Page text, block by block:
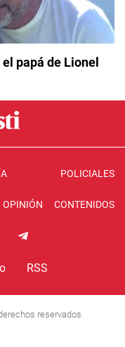
papá de Lionel
POLICIALES
OPINIÓN CONTENIDOS
RSS
reservados.